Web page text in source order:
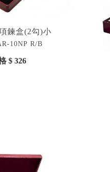
鍊盒(2勾)小
10NP R/B
$ 326